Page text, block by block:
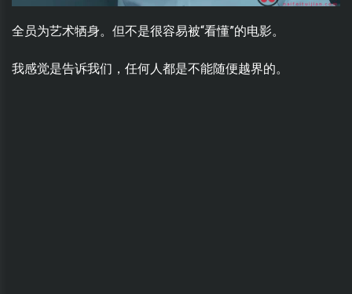
全员为艺术牺身。但不是很容易被“看懂”的电影。
我感觉是告诉我们，任何人都是不能随便越界的。